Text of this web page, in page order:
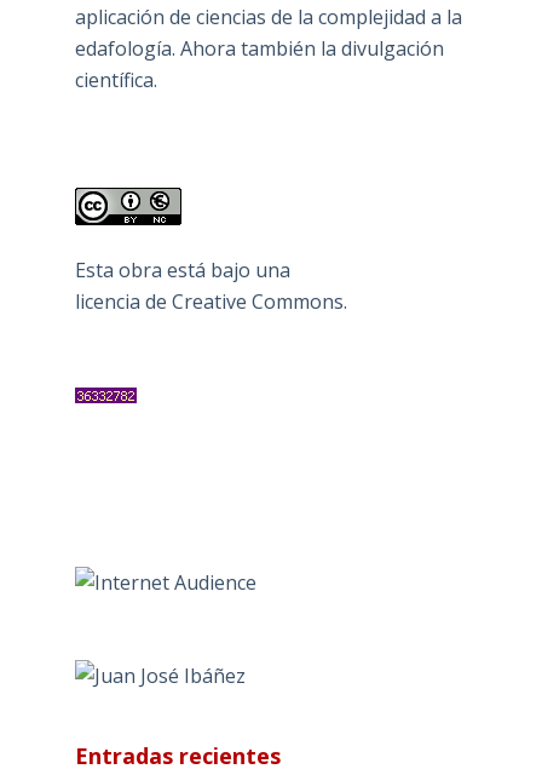
aplicación de ciencias de la complejidad a la
edafología. Ahora también la divulgación
científica.
Esta obra está bajo una
licencia de Creative Commons.
Entradas recientes